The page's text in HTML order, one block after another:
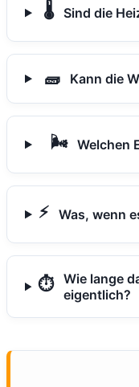
🌡️ Sind die
🧱 Kann die
🌬️ Welchen
⚡ Was, wenn
⏱️ Wie lange
eigentlich?